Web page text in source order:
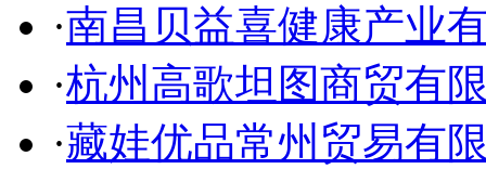
·南昌贝益喜健康产业
·杭州高歌坦图商贸有
·藏娃优品常州贸易有